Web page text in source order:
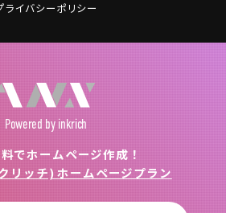
ライバシーポリシー
Powered by inkrich
でホームページ作成！
リッチ) ホームページプラン